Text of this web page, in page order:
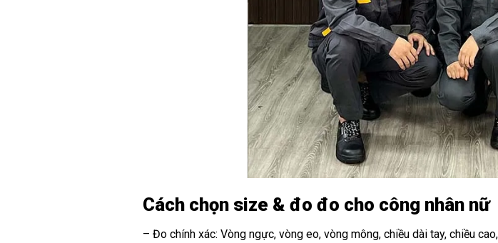
Cách chọn size & đo đo cho công nhân nữ
– Đo chính xác: Vòng ngực, vòng eo, vòng mông, chiều dài tay, chiều